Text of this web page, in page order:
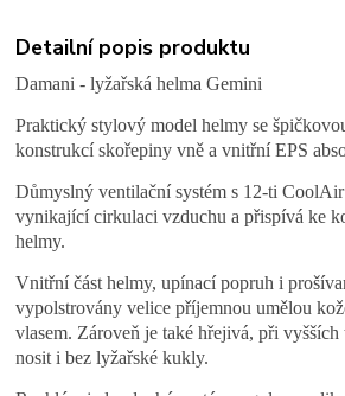
Detailní popis produktu
Damani - lyžařská helma Gemini
Praktický stylový model helmy se
konstrukcí skořepiny vně a vnitřní EPS
Důmyslný ventilační systém s 12-ti
vynikající cirkulaci vzduchu a přispívá ke
helmy.
Vnitřní část helmy, upínací popruh i
vypolstrovány velice příjemnou umělou
vlasem. Zároveň je také hřejivá, při vyšších
nosit i bez lyžařské kukly.